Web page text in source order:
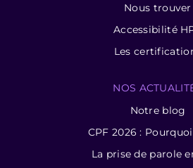
Nous trouver
Accessibilité
Les
NOS
Notre blog
CPF 2026 :
La prise de parole